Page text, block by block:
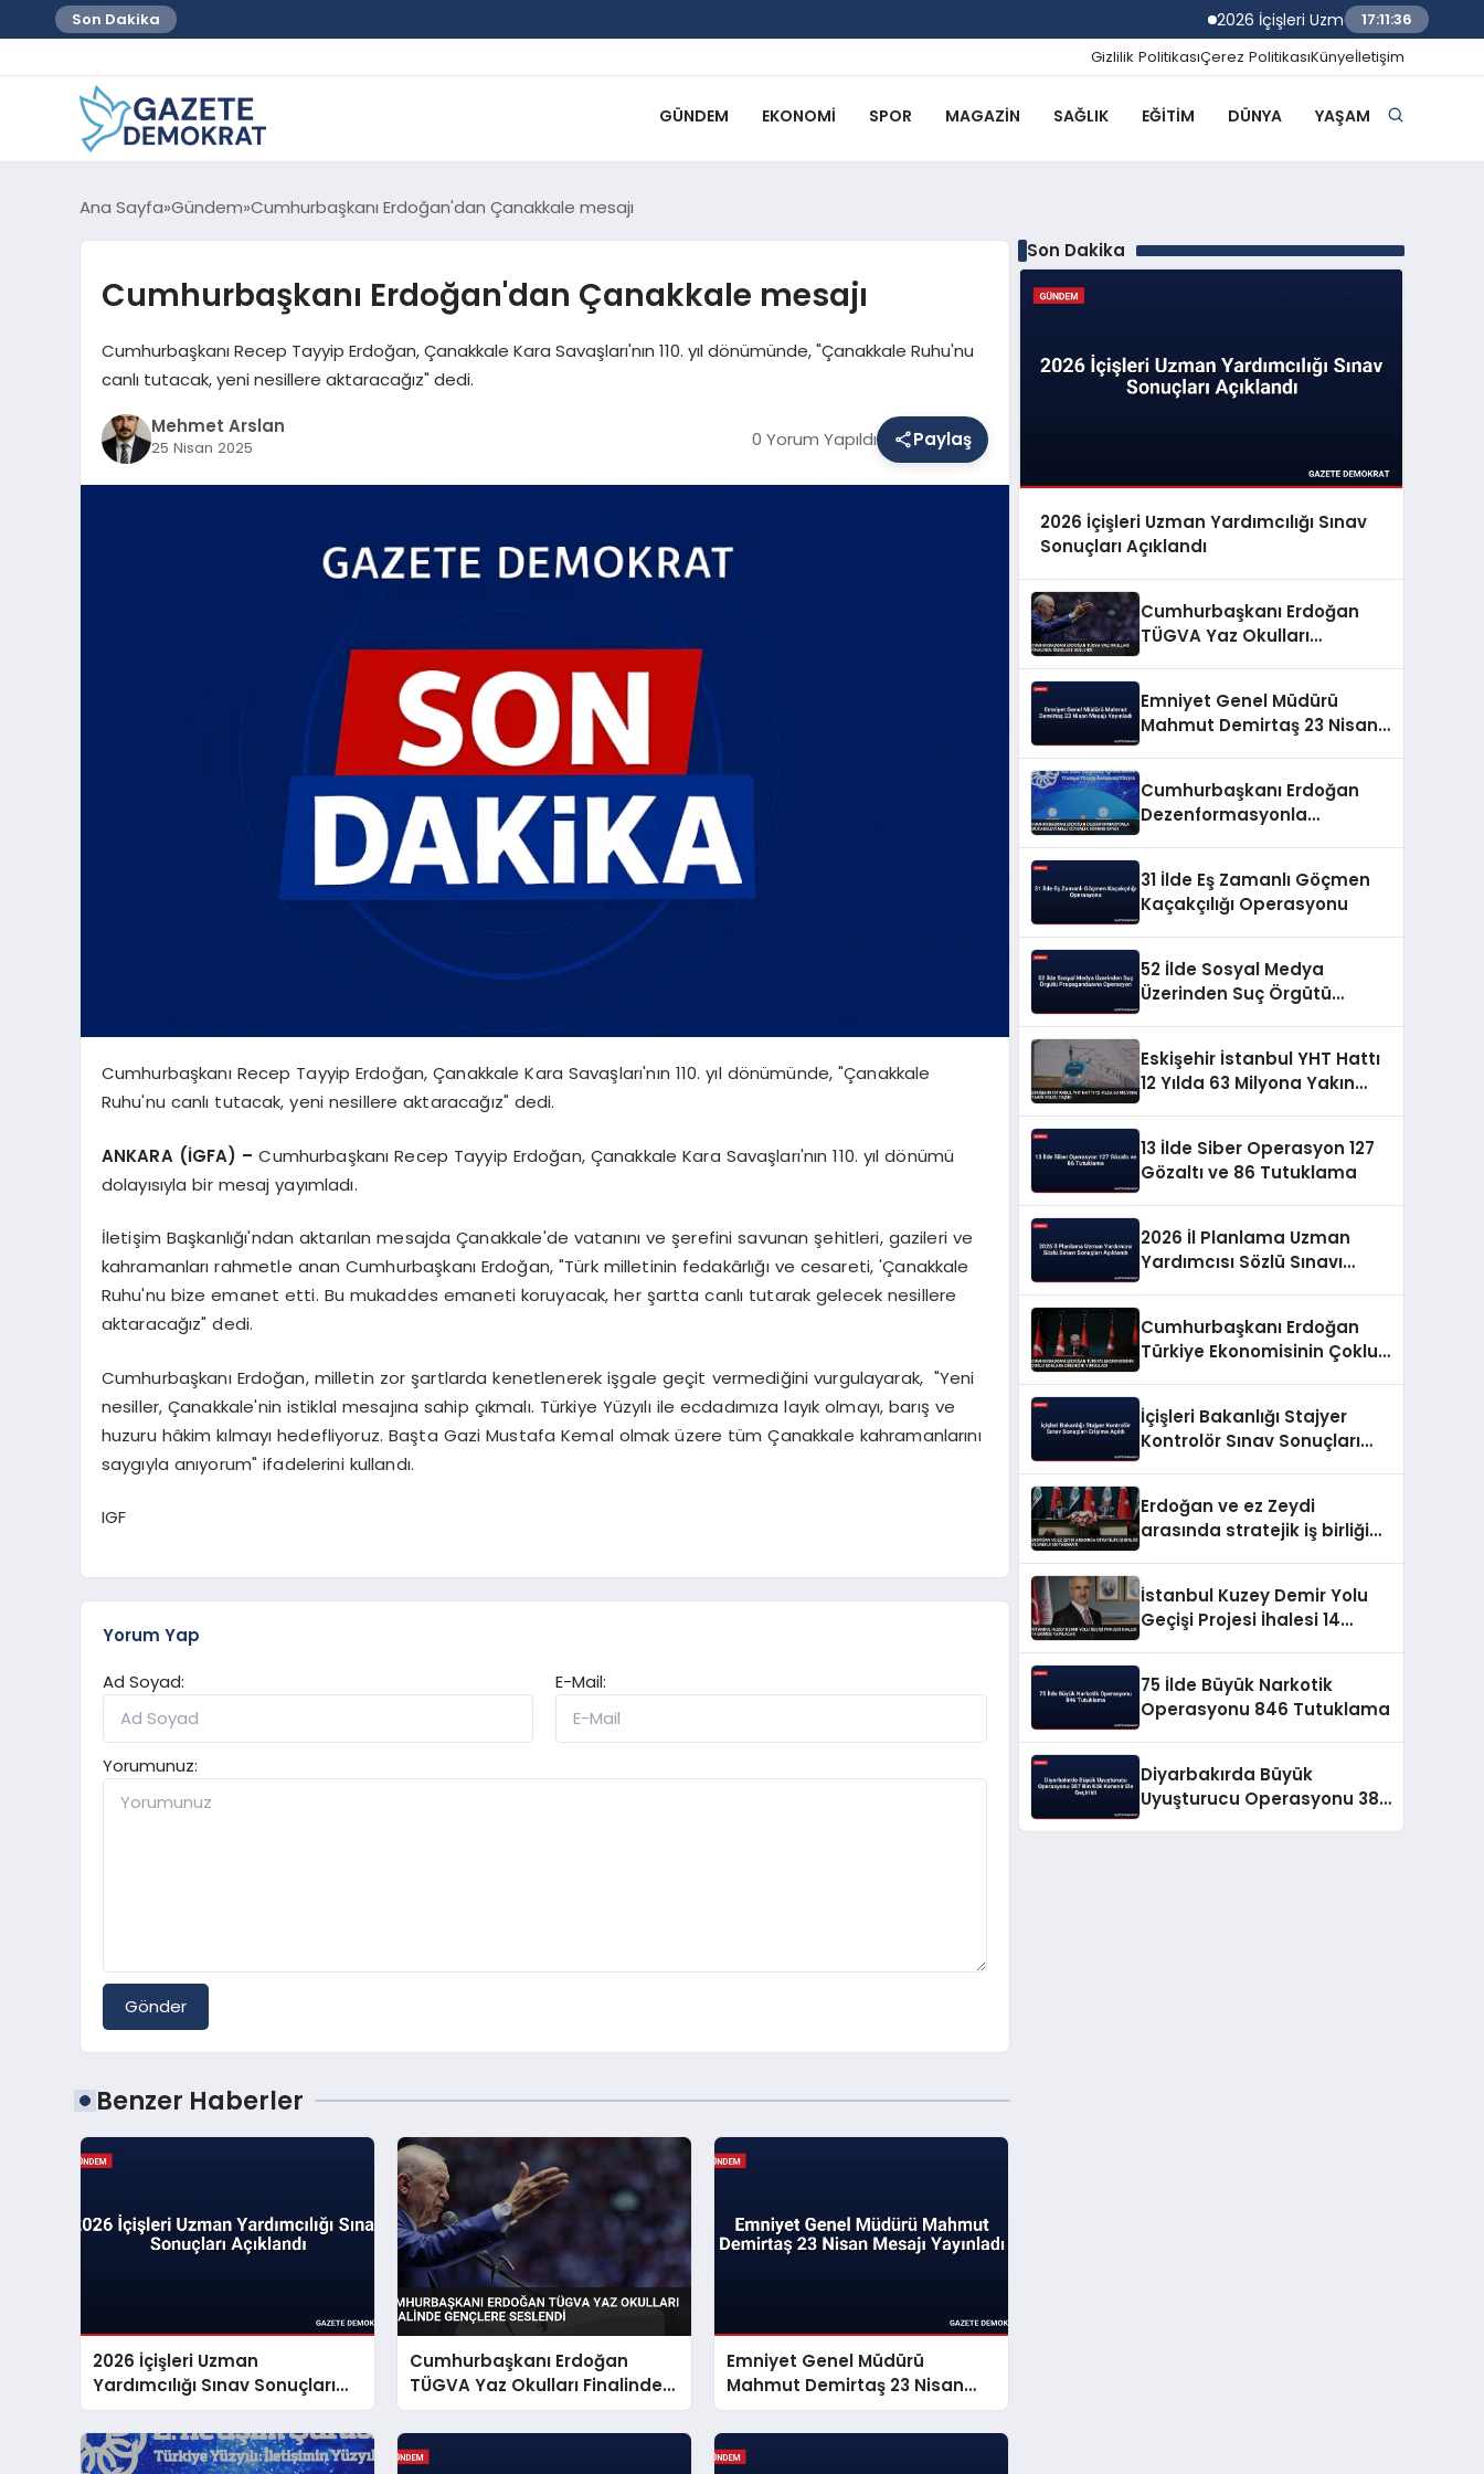
Son Dakika 2026 İçişleri Uzman Yardımcılığı Sınav
17:11:37
Gizlilik PolitikasıÇerez PolitikasıKünyeİletişim
GÜNDEM EKONOMI SPOR MAGAZIN SAĞLIK EĞITIM DÜNYA YAŞAM
Ana Sayfa Gündem Cumhurbaşkanı Erdoğan'dan Çanakkale mesajı
Cumhurbaşkanı Erdoğan'dan Çanakkale mesajı
Cumhurbaşkanı Recep Tayyip Erdoğan, Çanakkale Kara Savaşları'nın 110. yıl dönümünde, "Çanakkale Ruhu'nu
canlı tutacak, yeni nesillere aktaracağız" dedi.
Mehmet Arslan
25 Nisan 2025 0 Yorum Yapıldı Paylaş
Cumhurbaşkanı Recep Tayyip Erdoğan, Çanakkale Kara Savaşları'nın 110. yıl dönümünde, "Çanakkale
Ruhu'nu canlı tutacak, yeni nesillere aktaracağız" dedi.
ANKARA (İGFA) –Cumhurbaşkanı Recep Tayyip Erdoğan, Çanakkale Kara Savaşları'nın 110. yıl dönümü
dolayısıyla bir mesaj yayımladı.
İletişim Başkanlığı'ndan aktarılan mesajda Çanakkale'de vatanını ve şerefini savunan şehitleri, gazileri ve
kahramanları rahmetle anan Cumhurbaşkanı Erdoğan, "Türk milletinin fedakârlığı ve cesareti, 'Çanakkale
Ruhu'nu bize emanet etti. Bu mukaddes emaneti koruyacak, her şartta canlı tutarak gelecek nesillere
aktaracağız" dedi.
Cumhurbaşkanı Erdoğan, milletin zor şartlarda kenetlenerek işgale geçit vermediğini vurgulayarak, "Yeni
nesiller, Çanakkale'nin istiklal mesajına sahip çıkmalı. Türkiye Yüzyılı ile ecdadımıza layık olmayı, barış ve
huzuru hâkim kılmayı hedefliyoruz. Başta Gazi Mustafa Kemal olmak üzere tüm Çanakkale kahramanlarını
saygıyla anıyorum" ifadelerini kullandı.
IGF
Yorum Yap
Ad Soyad:
E-Mail:
Yorumunuz:
Gönder
Benzer Haberler
2026 İçişleri Uzman
Yardımcılığı Sınav Sonuçları
Açıklandı
Cumhurbaşkanı Erdoğan
TÜGVA Yaz Okulları Finalinde
Gençlere Seslendi
Emniyet Genel Müdürü
Mahmut Demirtaş 23 Nisan
Mesajı Yayınladı
Son Dakika
2026 İçişleri Uzman Yardımcılığı Sınav
Sonuçları Açıklandı
Cumhurbaşkanı Erdoğan
TÜGVA Yaz Okulları
Emniyet Genel Müdürü
Mahmut Demirtaş 23 Nisan
Cumhurbaşkanı Erdoğan
Dezenformasyonla
31 İlde Eş Zamanlı Göçmen
Kaçakçılığı Operasyonu
52 İlde Sosyal Medya
Üzerinden Suç Örgütü
Eskişehir İstanbul YHT Hattı
12 Yılda 63 Milyona Yakın
13 İlde Siber Operasyon 127
Gözaltı ve 86 Tutuklama
2026 İl Planlama Uzman
Yardımcısı Sözlü Sınavı
Cumhurbaşkanı Erdoğan
Türkiye Ekonomisinin Çoklu
İçişleri Bakanlığı Stajyer
Kontrolör Sınav Sonuçları
Erdoğan ve ez Zeydi
arasında stratejik iş birliği
İstanbul Kuzey Demir Yolu
Geçişi Projesi İhalesi 14
75 İlde Büyük Narkotik
Operasyonu 846 Tutuklama
Diyarbakırda Büyük
Uyuşturucu Operasyonu 387